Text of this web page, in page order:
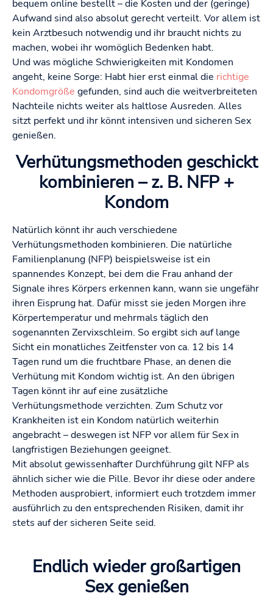
bequem online bestellt – die Kosten und der (geringe)
Aufwand sind also absolut gerecht verteilt. Vor allem ist
kein Arztbesuch notwendig und ihr braucht nichts zu
machen, wobei ihr womöglich Bedenken habt.
Und was mögliche Schwierigkeiten mit Kondomen
angeht, keine Sorge: Habt hier erst einmal die richtige
Kondomgröße gefunden, sind auch die weitverbreiteten
Nachteile nichts weiter als haltlose Ausreden. Alles
sitzt perfekt und ihr könnt intensiven und sicheren Sex
genießen.
Verhütungsmethoden geschickt
kombinieren – z. B. NFP +
Kondom
Natürlich könnt ihr auch verschiedene
Verhütungsmethoden kombinieren. Die natürliche
Familienplanung (NFP) beispielsweise ist ein
spannendes Konzept, bei dem die Frau anhand der
Signale ihres Körpers erkennen kann, wann sie ungefähr
ihren Eisprung hat. Dafür misst sie jeden Morgen ihre
Körpertemperatur und mehrmals täglich den
sogenannten Zervixschleim. So ergibt sich auf lange
Sicht ein monatliches Zeitfenster von ca. 12 bis 14
Tagen rund um die fruchtbare Phase, an denen die
Verhütung mit Kondom wichtig ist. An den übrigen
Tagen könnt ihr auf eine zusätzliche
Verhütungsmethode verzichten. Zum Schutz vor
Krankheiten ist ein Kondom natürlich weiterhin
angebracht – deswegen ist NFP vor allem für Sex in
langfristigen Beziehungen geeignet.
Mit absolut gewissenhafter Durchführung gilt NFP als
ähnlich sicher wie die Pille. Bevor ihr diese oder andere
Methoden ausprobiert, informiert euch trotzdem immer
ausführlich zu den entsprechenden Risiken, damit ihr
stets auf der sicheren Seite seid.
Endlich wieder großartigen
Sex genießen